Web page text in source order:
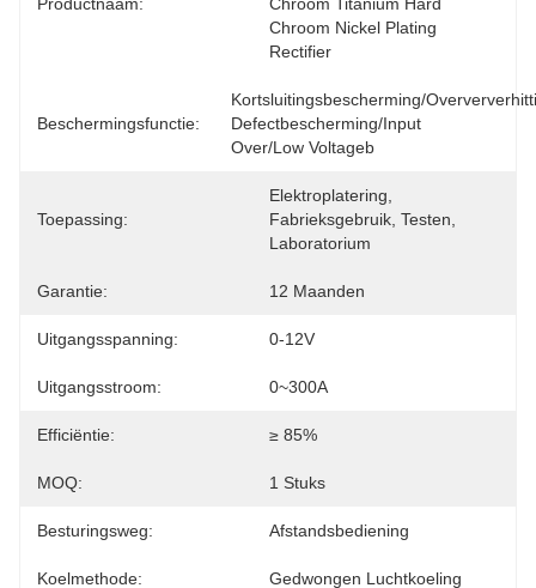
Chroom Nickel Plating
Rectifier
Beschermingsfunctie:
Kortsluitingsbescherming/
Defectbescherming/Input
Over/Low Voltageb
Toepassing:
Elektroplatering,
Fabrieksgebruik, Testen,
Laboratorium
Garantie: 12 Maanden
Uitgangsspanning: 0-12V
Uitgangsstroom: 0~300A
Efficiëntie: ≥ 85%
MOQ: 1 Stuks
Besturingsweg: Afstandsbediening
Koelmethode: Gedwongen Luchtkoeling